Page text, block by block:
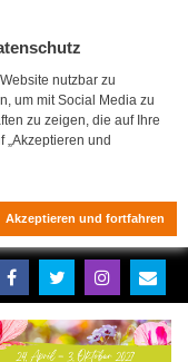
nutzbar zu
um mit Social Media zu
zu zeigen, die auf Ihre
„Akzeptieren und
Akzeptieren und fortfahren